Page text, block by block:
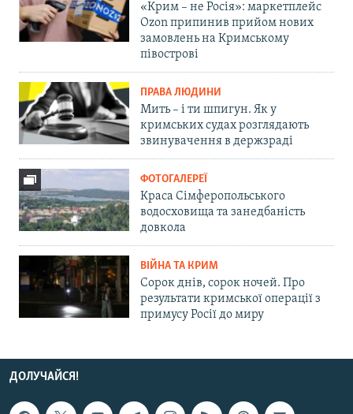
«Крим – не Росія»: маркетплейс
Ozon припинив прийом нових
замовлень на Кримському
півострові
ПРАВА ЛЮДИНИ
Мить – і ти шпигун. Як у
кримських судах розглядають
звинувачення в держзраді
ФОТОГАЛЕРЕЇ
Краса Сімферопольського
водосховища та занедбаність
довкола
ВІЙНА ТА КРИМ
Сорок днів, сорок ночей. Про
результати кримської операції з
примусу Росії до миру
ДОЛУЧАЙСЯ!